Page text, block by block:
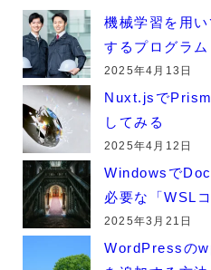
機械学習を用
するプログラム
2025年4月13日
Nuxt.jsで
してみる
2025年4月12日
Windowsで
必要な「WSL
2025年3月21日
WordPressの